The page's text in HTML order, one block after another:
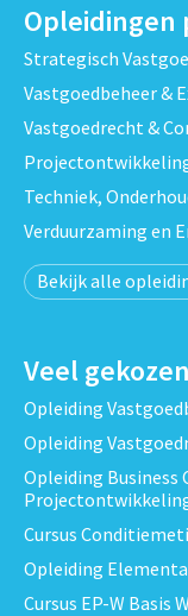
Opleidingen
Strategisch
Vastgoedbeheer &
Vastgoedrecht &
Techniek,
Verduurzaming en
Bekijk alle
Veel
Opleiding
Opleiding
Opleiding Business
Cursus
Opleiding
Cursus EP-W Basis